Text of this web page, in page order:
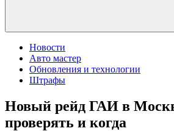
Новости
Авто мастер
Обновления и технологии
Штрафы
Новый рейд ГАИ в
проверять и когда